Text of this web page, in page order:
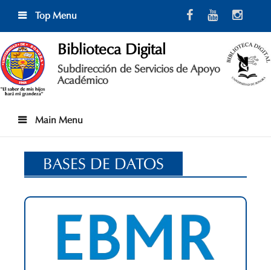
content
Top Menu
Biblioteca Digital
Subdirección de Servicios de Apoyo
Académico
Main Menu
BASES DE DATOS